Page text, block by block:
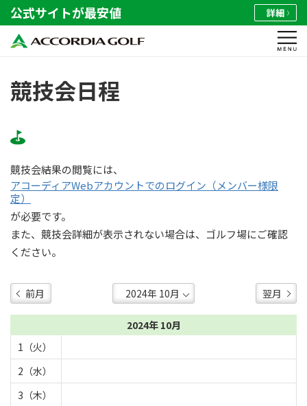
公式サイトが最安値 詳細
競技会日程
競技会結果の閲覧には、
アコーディアWebアカウントでのログイン（メンバー様限
定）
が必要です。
また、競技会詳細が表示されない場合は、ゴルフ場にご確認
ください。
前月 翌月
2024年 10月
1（火）
2（水）
3（木）